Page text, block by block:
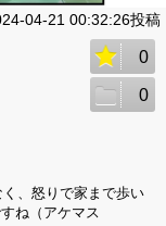
04-21 00:32:26投稿
0
0
、怒りで家まで歩い
ね（アケマス